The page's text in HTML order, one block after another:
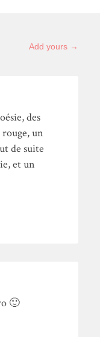
Add yours →
des
un
de suite
et un
🙂